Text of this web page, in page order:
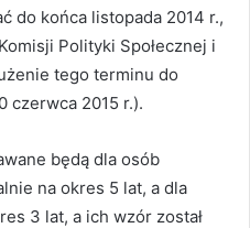
do końca listopada 2014 r.,
Polityki Społecznej i
tego terminu do
czerwca 2015 r.).
będą dla osób
na okres 5 lat, a dla
3 lat, a ich wzór został